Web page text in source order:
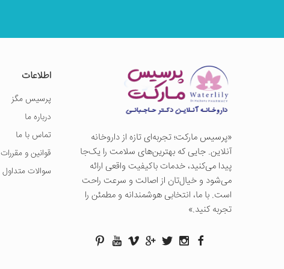
«پرسيس ماركت؛ تجربه‌ای تازه از داروخانه
آنلاین. جایی که بهترین‌های سلامت را یک‌جا
پیدا می‌کنید، خدمات باکیفیت واقعی ارائه
می‌شود و خیال‌تان از اصالت و سرعت راحت
است. با ما، انتخابی هوشمندانه و مطمئن را
تجربه کنید.»
اطلاعات
پرسیس مگز
درباره ما
تماس با ما
قوانین و مقررات
سوالات متداول